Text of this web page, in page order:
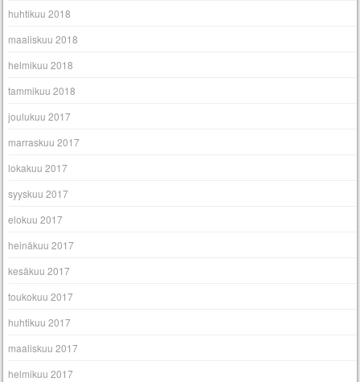
huhtikuu 2018
maaliskuu 2018
helmikuu 2018
tammikuu 2018
joulukuu 2017
marraskuu 2017
lokakuu 2017
syyskuu 2017
elokuu 2017
heinäkuu 2017
kesäkuu 2017
toukokuu 2017
huhtikuu 2017
maaliskuu 2017
helmikuu 2017